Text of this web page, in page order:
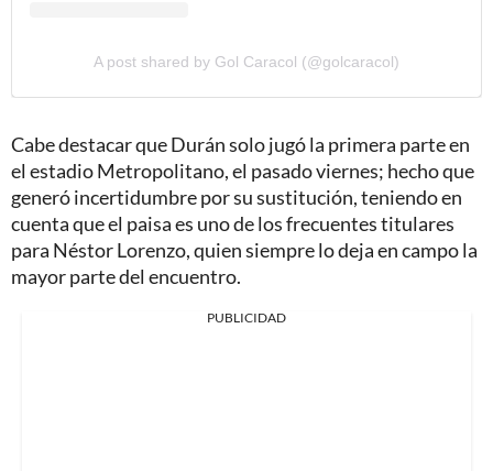
A post shared by Gol Caracol (@golcaracol)
Cabe destacar que Durán solo jugó la primera parte en
el estadio Metropolitano, el pasado viernes; hecho que
generó incertidumbre por su sustitución, teniendo en
cuenta que el paisa es uno de los frecuentes titulares
para Néstor Lorenzo, quien siempre lo deja en campo la
mayor parte del encuentro.
PUBLICIDAD